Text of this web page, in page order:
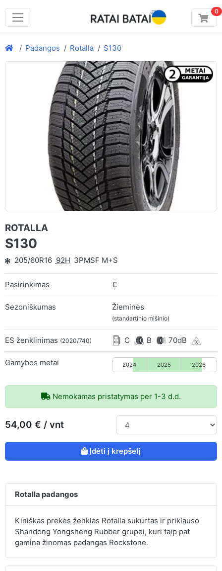
0
Padangos Rotalla S130
ROTALLA
S130
205/60R16 92H 3PMSF M+S
Pasirinkimas €
Sezoniškumas Žieminės
(standartinio mišinio)
ES ženklinimas (2020/740) C B 70dB
Gamybos metai 2024 2025 2026
Nemokamas pristatymas per 1-3 d.d.
54,00 € / vnt
Įdėti į krepšelį
Rotalla padangos
Kiniškas prekės ženklas Rotalla sukurtas ir priklauso
Shandong Yongsheng Rubber grupei, kuri taip pat
gamina žinomas padangas Rockstone.